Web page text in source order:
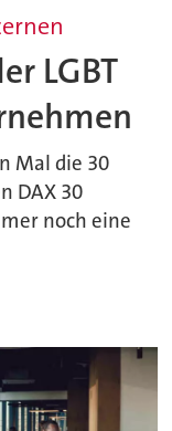
LGBT
Mal die 30
DAX 30
noch eine